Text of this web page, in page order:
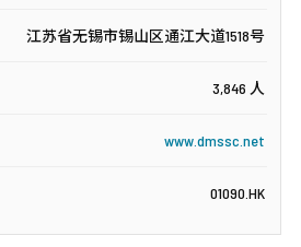
江苏省无锡市锡山区通江大道1518号
3,846 人
www.dmssc.net
01090.HK